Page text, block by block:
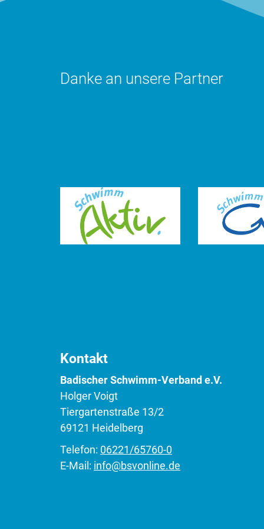
Danke an unsere Partner
Kontakt
Badischer Schwimm-Verband e.V.
Holger Voigt
Tiergartenstraße 13/2
69121 Heidelberg
Telefon: 06221/65760-0
E-Mail: info@bsvonline.de